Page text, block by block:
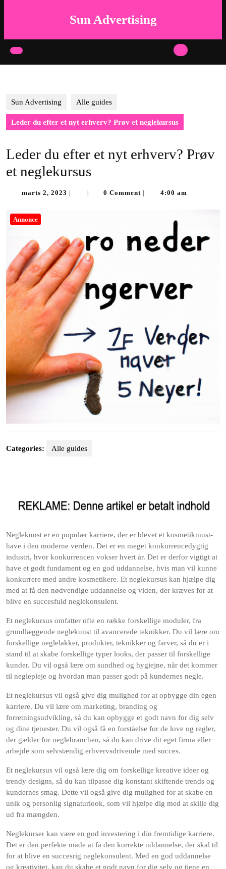
Sun Advertising
Open
Sun Advertising Alle guides
Leder du efter et nyt erhverv? Prøv et neglekursus
Leder du efter et nyt erhverv? Prøv
et neglekursus
marts 2, 2023 marts
0 Comment 4:00 am
Annonce
Categories: Alle guides
Neglekunst er en populær karriere, der er blevet et kosmetikmust-
have i den moderne verden. Det er en meget konkurrencedygtig
industri, hvor konkurrencen vokser hvert år. Det er derfor vigtigt at
have et godt fundament og en god uddannelse, hvis man vil kunne
konkurrere med andre kosmetikere. Et neglekursus kan hjælpe dig
med at få den nødvendige uddannelse og viden, der kræves for at
blive en succesfuld neglekonsulent.
Et neglekursus omfatter ofte en række forskellige moduler, fra
grundlæggende neglekunst til avancerede teknikker. Du vil lære om
forskellige neglelakker, produkter, teknikker og farver, så du er i
stand til at skabe forskellige typer looks, der passer til forskellige
kunder. Du vil også lære om sundhed og hygiejne, når det kommer
til neglepleje og hvordan man passer godt på kundernes negle.
Et neglekursus vil også give dig mulighed for at opbygge din egen
karriere. Du vil lære om marketing, branding og
forretningsudvikling, så du kan opbygge et godt navn for dig selv
og dine tjenester. Du vil også få en forståelse for de love og regler,
der gælder for neglebranchen, så du kan drive dit eget firma eller
arbejde som selvstændig erhvervsdrivende med succes.
Et neglekursus vil også lære dig om forskellige kreative ideer og
trendy designs, så du kan tilpasse dig konstant skiftende trends og
kundernes smag. Dette vil også give dig mulighed for at skabe en
unik og personlig signaturlook, som vil hjælpe dig med at skille dig
ud fra mængden.
Neglekurser kan være en god investering i din fremtidige karriere.
Det er den perfekte måde at få den korrekte uddannelse, der skal til
for at blive en succesrig neglekonsulent. Med en god uddannelse
og kreativitet, kan du skabe et godt navn for dig selv og tjene en